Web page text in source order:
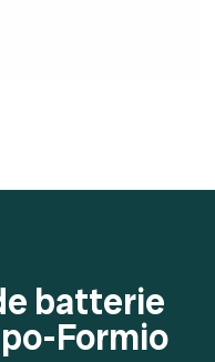
batterie
Formio